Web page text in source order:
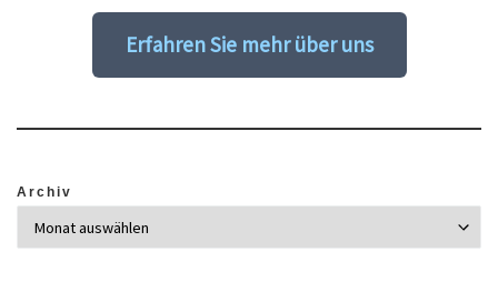
Erfahren Sie mehr über uns
Archiv